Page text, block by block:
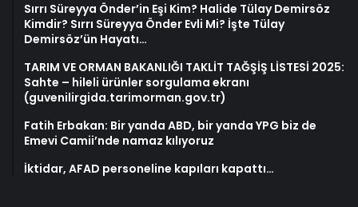
Sırrı Süreyya Önder’in Eşi Kim? Halide Tülay Demirsöz
Kimdir? Sırrı Süreyya Önder Evli Mi? İşte Tülay
Demirsöz’ün Hayatı…
TARIM VE ORMAN BAKANLIĞI TAKLİT TAĞŞİŞ LİSTESİ 2025:
Sahte – hileli ürünler sorgulama ekranı
(guvenilirgida.tarimorman.gov.tr)
Fatih Erbakan: Bir yanda ABD, bir yanda YPG biz de
Emevi Camii’nde namaz kılıyoruz
İktidar, AFAD personeline kapıları kapattı…